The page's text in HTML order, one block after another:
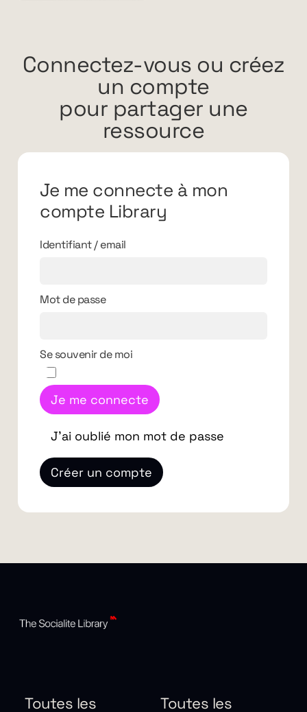
Connectez-vous ou créez
un compte
pour partager une
ressource
Je me connecte à mon
compte Library
Identifiant / email
Mot de passe
Se souvenir de moi
Je me connecte
J'ai oublié mon mot de passe
Créer un compte
Toutes les Toutes les